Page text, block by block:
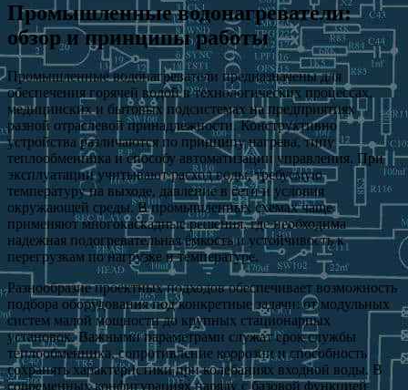
Промышленные водонагреватели:
обзор и принципы работы
Промышленные водонагреватели предназначены для
обеспечения горячей водой в технологических процессах,
медицинских и бытовых подсистемах на предприятиях
разной отраслевой принадлежности. Конструктивно
устройства различаются по принципу нагрева, типу
теплообменника и способу автоматизации управления. При
эксплуатации учитывают расход воды, требуемую
температуру на выходе, давление в сети и условия
окружающей среды. В промышленных схемах чаще
применяют многокаскадные решения, где необходима
надежная подогревательная ёмкость и устойчивость к
перегрузкам по нагрузке и температуре.
Разнообразие проектных подходов обеспечивает возможность
подбора оборудования под конкретные задачи: от модульных
систем малой мощности до крупных стационарных
установок. Важными параметрами служат срок службы
теплообменника, сопротивление коррозии и способность
сохранять характеристики при колебаниях входной воды. В
современных конфигурациях наряду с базовой функцией